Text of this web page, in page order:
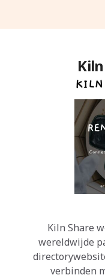
Kiln Share
wereldwijde
verbinden